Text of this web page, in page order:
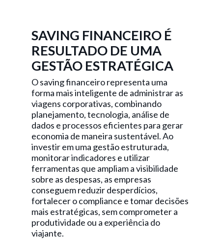
SAVING FINANCEIRO É
RESULTADO DE UMA
GESTÃO ESTRATÉGICA
O saving financeiro representa uma
forma mais inteligente de administrar as
viagens corporativas, combinando
planejamento, tecnologia, análise de
dados e processos eficientes para gerar
economia de maneira sustentável. Ao
investir em uma gestão estruturada,
monitorar indicadores e utilizar
ferramentas que ampliam a visibilidade
sobre as despesas, as empresas
conseguem reduzir desperdícios,
fortalecer o compliance e tomar decisões
mais estratégicas, sem comprometer a
produtividade ou a experiência do
viajante.